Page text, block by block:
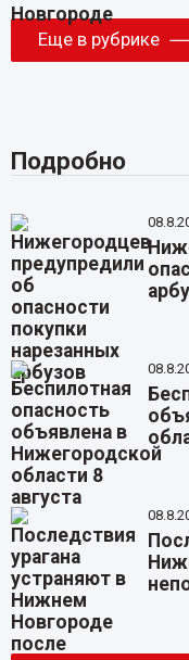
Еще в рубрике
Подробно